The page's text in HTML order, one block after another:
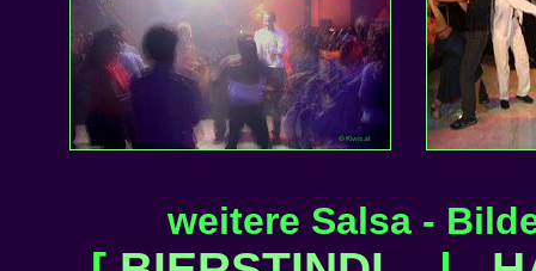
weitere Salsa -